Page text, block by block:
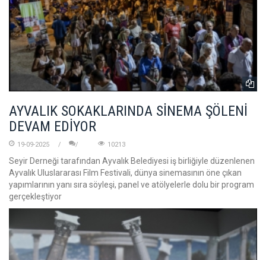
AYVALIK SOKAKLARINDA SİNEMA ŞÖLENİ
DEVAM EDİYOR
19-09-2025 10213
Seyir Derneği tarafından Ayvalık Belediyesi iş birliğiyle düzenlenen
Ayvalık Uluslararası Film Festivali, dünya sinemasının öne çıkan
yapımlarının yanı sıra söyleşi, panel ve atölyelerle dolu bir program
gerçekleştiyor